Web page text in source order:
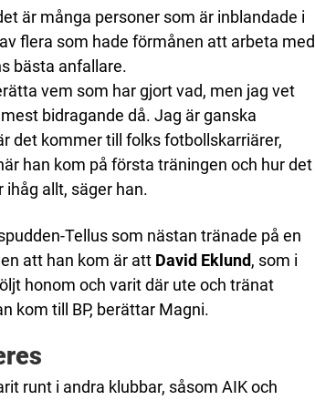
är många personer som är inblandade i
flera som hade förmånen att arbeta med
bästa anfallare.
vem som har gjort vad, men jag vet
bidragande då. Jag är ganska
det kommer till folks fotbollskarriärer,
han kom på första träningen och hur det
allt, säger han.
Tellus som nästan tränade på en
att han kom är att David Eklund, som i
honom och varit där ute och tränat
kom till BP, berättar Magni.
runt i andra klubbar, såsom AIK och